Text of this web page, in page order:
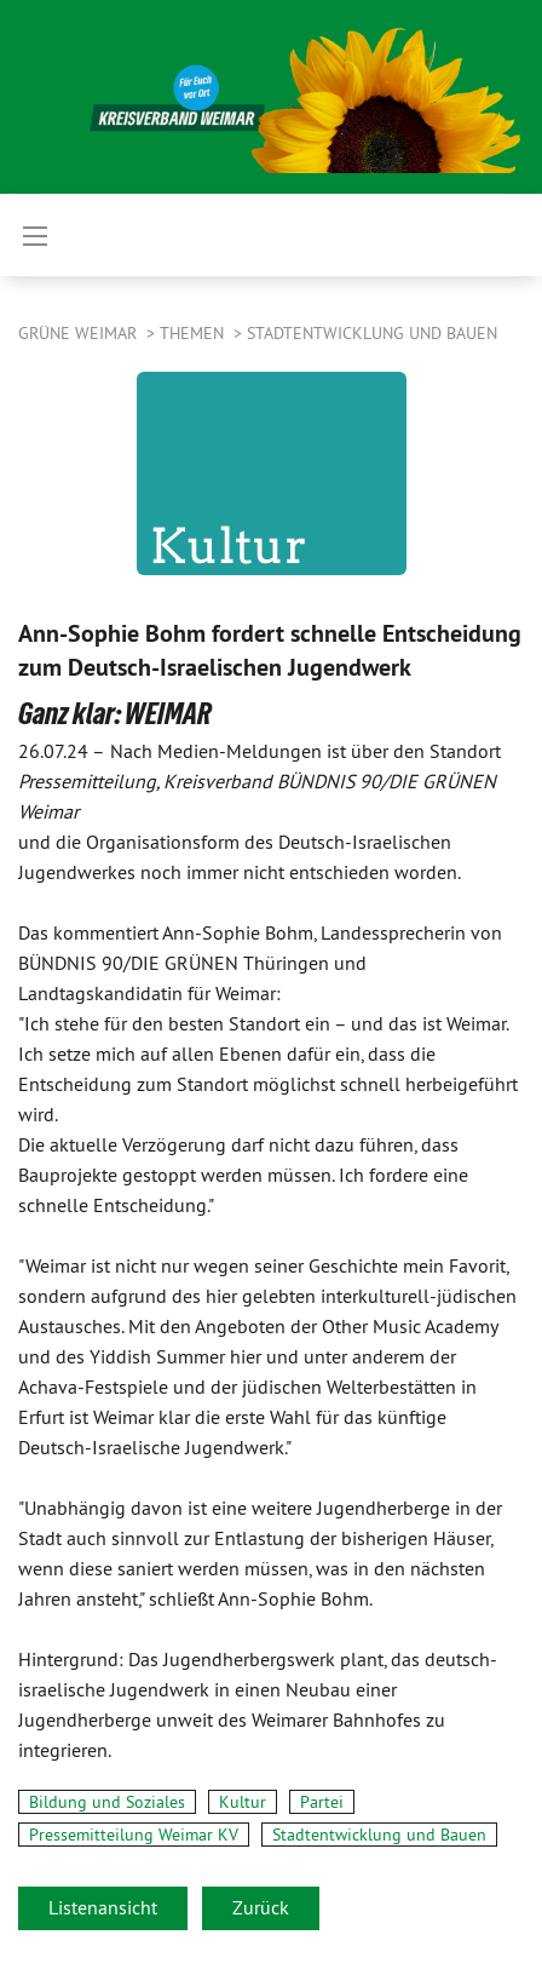
GRÜNE WEIMAR THEMEN STADTENTWICKLUNG UND BAUEN
Ann-Sophie Bohm fordert schnelle Entscheidung
zum Deutsch-Israelischen Jugendwerk
Ganz klar: WEIMAR
26.07.24 –
Pressemitteilung, Kreisverband BÜNDNIS 90/DIE GRÜNEN
Weimar
Nach Medien-Meldungen ist über den Standort
und die Organisationsform des Deutsch-Israelischen
Jugendwerkes noch immer nicht entschieden worden.
Das kommentiert Ann-Sophie Bohm, Landessprecherin von
BÜNDNIS 90/DIE GRÜNEN Thüringen und
Landtagskandidatin für Weimar:
"Ich stehe für den besten Standort ein – und das ist Weimar.
Ich setze mich auf allen Ebenen dafür ein, dass die
Entscheidung zum Standort möglichst schnell herbeigeführt
wird.
Die aktuelle Verzögerung darf nicht dazu führen, dass
Bauprojekte gestoppt werden müssen. Ich fordere eine
schnelle Entscheidung."
"Weimar ist nicht nur wegen seiner Geschichte mein Favorit,
sondern aufgrund des hier gelebten interkulturell-jüdischen
Austausches. Mit den Angeboten der Other Music Academy
und des Yiddish Summer hier und unter anderem der
Achava-Festspiele und der jüdischen Welterbestätten in
Erfurt ist Weimar klar die erste Wahl für das künftige
Deutsch-Israelische Jugendwerk."
"Unabhängig davon ist eine weitere Jugendherberge in der
Stadt auch sinnvoll zur Entlastung der bisherigen Häuser,
wenn diese saniert werden müssen, was in den nächsten
Jahren ansteht," schließt Ann-Sophie Bohm.
Hintergrund: Das Jugendherbergswerk plant, das deutsch-
israelische Jugendwerk in einen Neubau einer
Jugendherberge unweit des Weimarer Bahnhofes zu
integrieren.
Bildung und Soziales Kultur
Partei
Pressemitteilung Weimar KV
Stadtentwicklung und Bauen
Listenansicht Zurück